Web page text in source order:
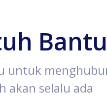
untuk
akan selalu ada